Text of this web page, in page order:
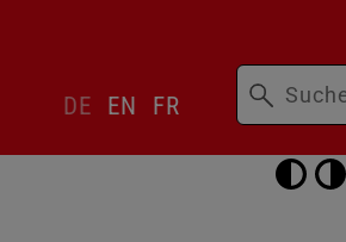
Barrierefrei-
Einstellungen
überspringen
überspringen
DE EN FR
Suchbegriffe